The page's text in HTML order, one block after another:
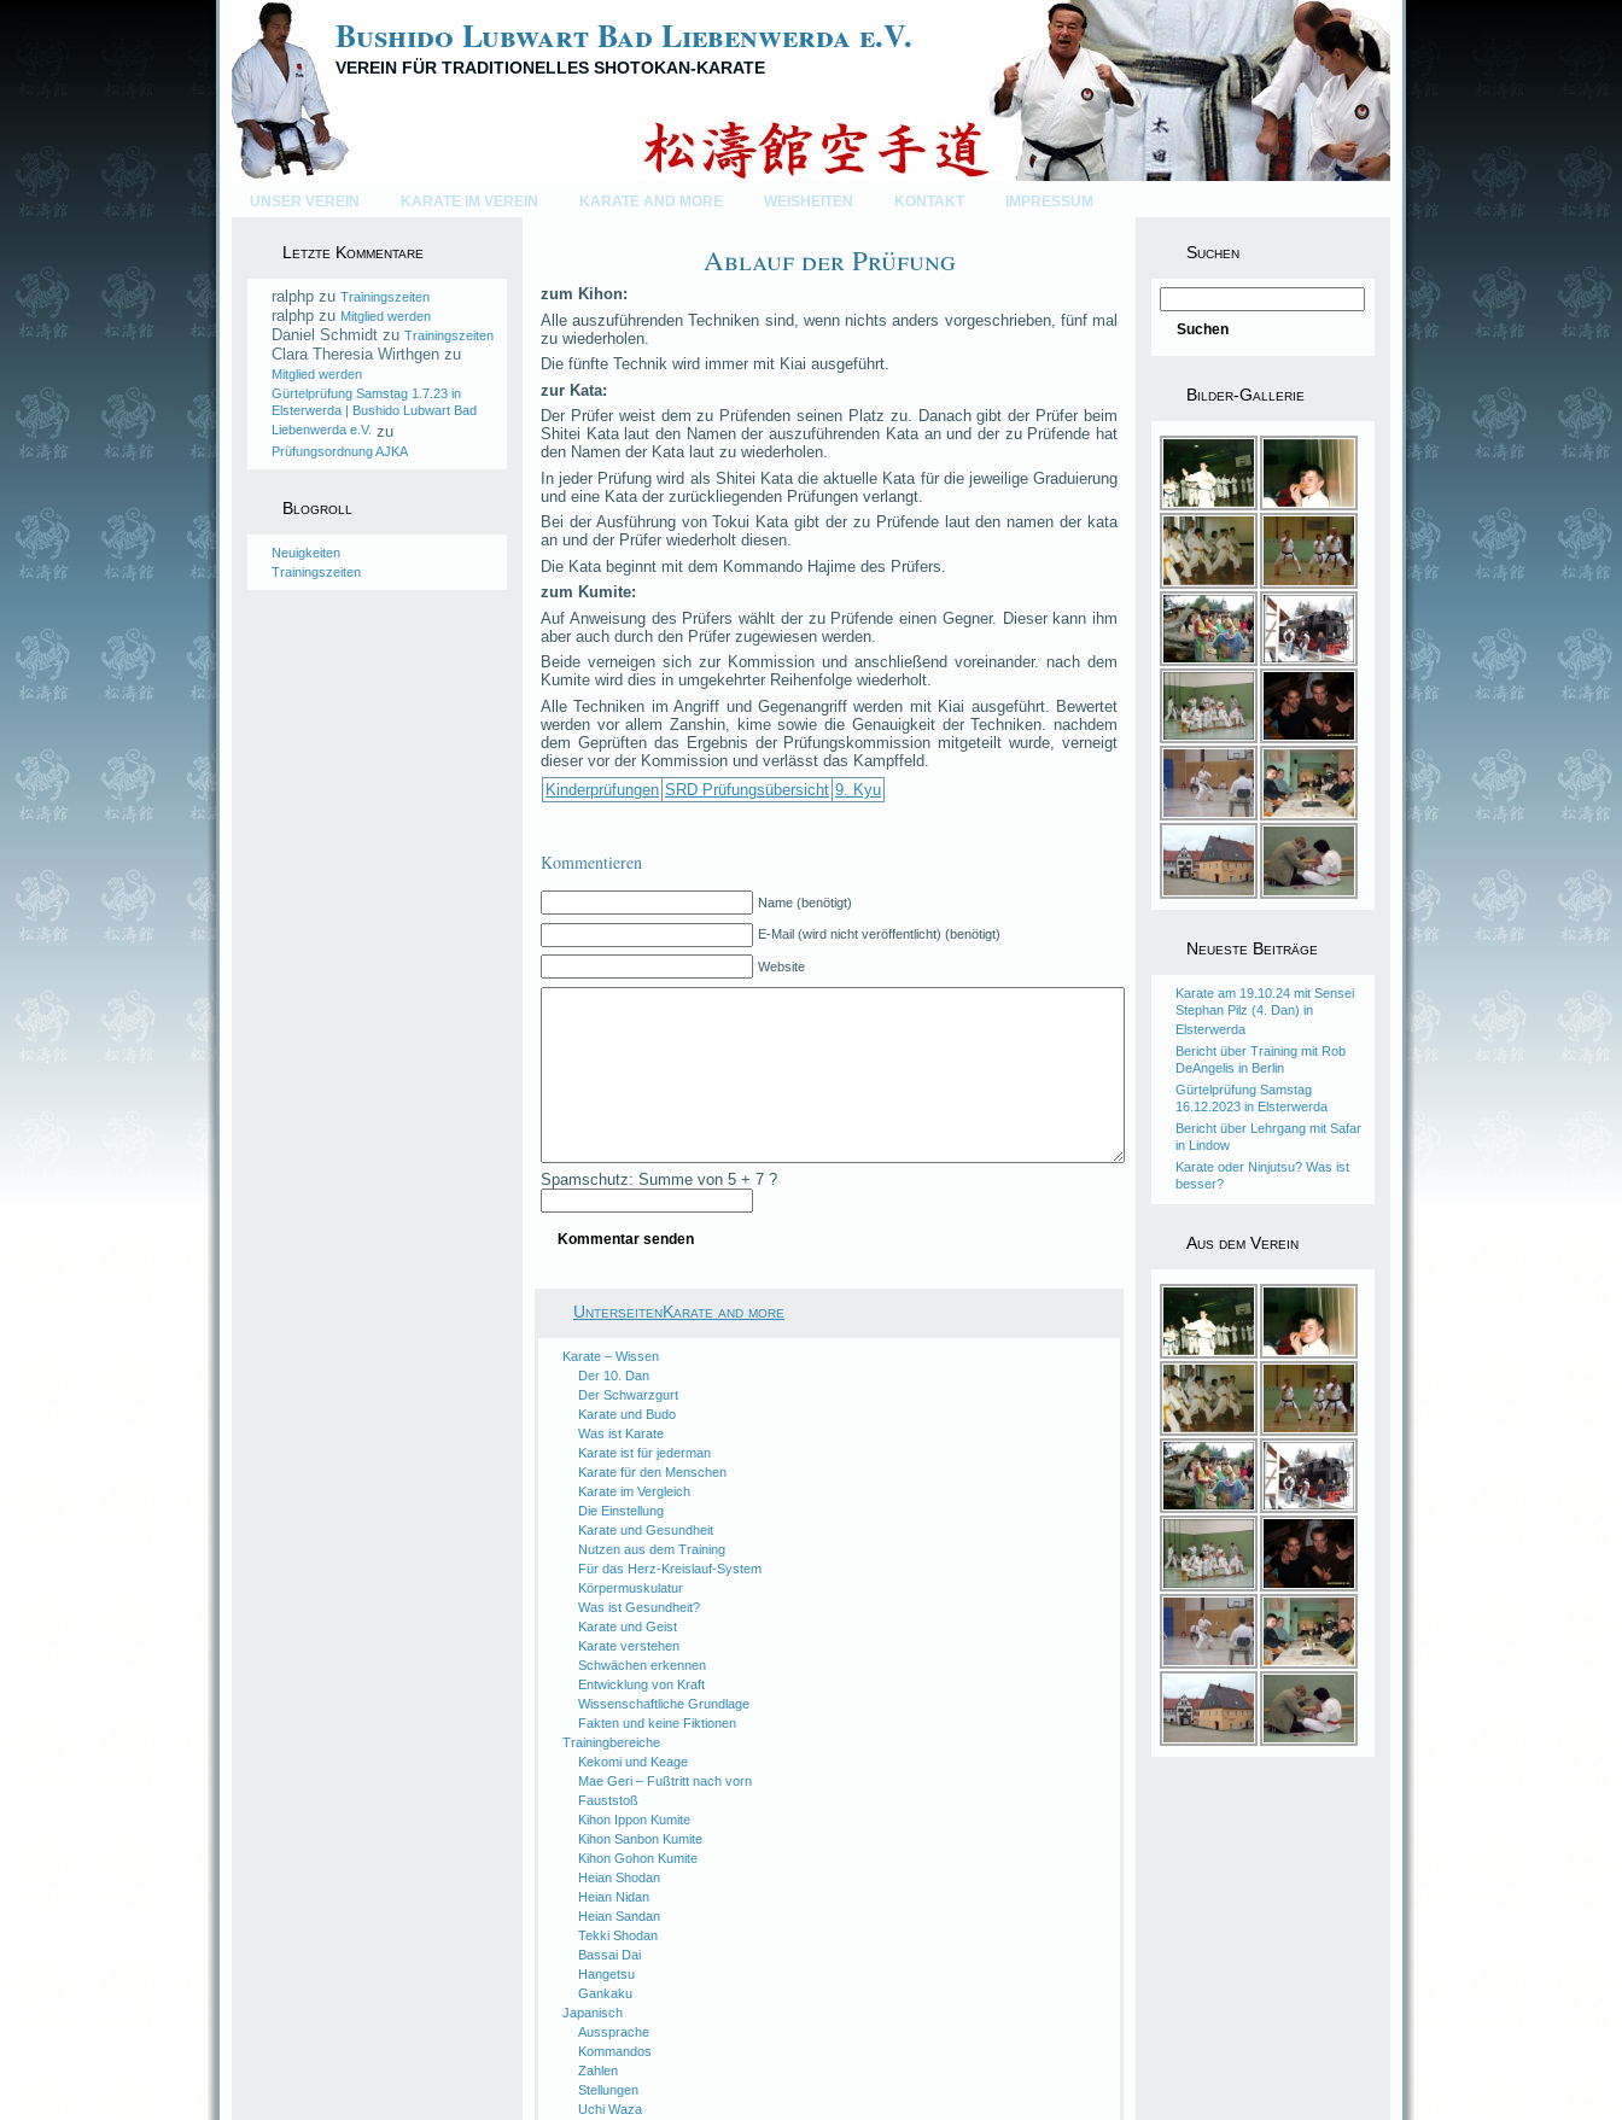
Bushido Lubwart Bad Liebenwerda e.V.
VEREIN FÜR TRADITIONELLES SHOTOKAN-KARATE
UNSER VEREIN KARATE IM VEREIN KARATE AND MORE WEISHEITEN KONTAKT IMPRESSUM
Letzte Kommentare
ralphp zu Trainingszeiten
ralphp zu Mitglied werden
Daniel Schmidt zu Trainingszeiten
Clara Theresia Wirthgen zu
Mitglied werden
Gürtelprüfung Samstag 1.7.23 in
Elsterwerda | Bushido Lubwart Bad
Liebenwerda e.V. zu
Prüfungsordnung AJKA
Blogroll
Neuigkeiten
Trainingszeiten
Ablauf der Prüfung
zum Kihon:
Alle auszuführenden Techniken sind, wenn nichts anders vorgeschrieben, fünf mal
zu wiederholen.
Die fünfte Technik wird immer mit Kiai ausgeführt.
zur Kata:
Der Prüfer weist dem zu Prüfenden seinen Platz zu. Danach gibt der Prüfer beim
Shitei Kata laut den Namen der auszuführenden Kata an und der zu Prüfende hat
den Namen der Kata laut zu wiederholen.
In jeder Prüfung wird als Shitei Kata die aktuelle Kata für die jeweilige Graduierung
und eine Kata der zurückliegenden Prüfungen verlangt.
Bei der Ausführung von Tokui Kata gibt der zu Prüfende laut den namen der kata
an und der Prüfer wiederholt diesen.
Die Kata beginnt mit dem Kommando Hajime des Prüfers.
zum Kumite:
Auf Anweisung des Prüfers wählt der zu Prüfende einen Gegner. Dieser kann ihm
aber auch durch den Prüfer zugewiesen werden.
Beide verneigen sich zur Kommission und anschließend voreinander. nach dem
Kumite wird dies in umgekehrter Reihenfolge wiederholt.
Alle Techniken im Angriff und Gegenangriff werden mit Kiai ausgeführt. Bewertet
werden vor allem Zanshin, kime sowie die Genauigkeit der Techniken. nachdem
dem Geprüften das Ergebnis der Prüfungskommission mitgeteilt wurde, verneigt
dieser vor der Kommission und verlässt das Kampffeld.
Kinderprüfungen SRD Prüfungsübersicht 9. Kyu
Kommentieren
Name (benötigt)
E-Mail (wird nicht veröffentlicht) (benötigt)
Website
Spamschutz: Summe von 5 + 7 ?
UnterseitenKarate and more
Karate – Wissen
Der 10. Dan
Der Schwarzgurt
Karate und Budo
Was ist Karate
Karate ist für jederman
Karate für den Menschen
Karate im Vergleich
Die Einstellung
Karate und Gesundheit
Nutzen aus dem Training
Für das Herz-Kreislauf-System
Körpermuskulatur
Was ist Gesundheit?
Karate und Geist
Karate verstehen
Schwächen erkennen
Entwicklung von Kraft
Wissenschaftliche Grundlage
Fakten und keine Fiktionen
Trainingbereiche
Kekomi und Keage
Mae Geri – Fußtritt nach vorn
Fauststoß
Kihon Ippon Kumite
Kihon Sanbon Kumite
Kihon Gohon Kumite
Heian Shodan
Heian Nidan
Heian Sandan
Tekki Shodan
Bassai Dai
Hangetsu
Gankaku
Japanisch
Aussprache
Kommandos
Zahlen
Stellungen
Uchi Waza
Suchen
Bilder-Gallerie
Neueste Beiträge
Karate am 19.10.24 mit Sensei
Stephan Pilz (4. Dan) in
Elsterwerda
Bericht über Training mit Rob
DeAngelis in Berlin
Gürtelprüfung Samstag
16.12.2023 in Elsterwerda
Bericht über Lehrgang mit Safar
in Lindow
Karate oder Ninjutsu? Was ist
besser?
Aus dem Verein